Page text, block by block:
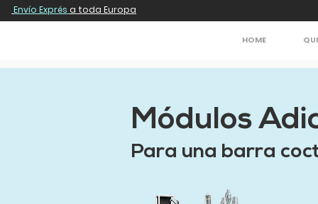
Envío Exprés a toda Europa
HOME
Módulos
Para una barra